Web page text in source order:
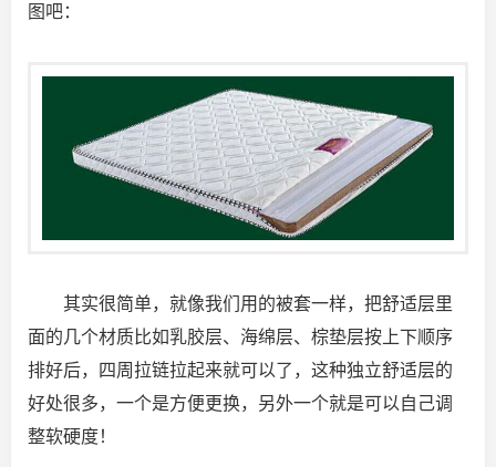
图吧：
其实很简单，就像我们用的被套一样，把舒适层里
面的几个材质比如乳胶层、海绵层、棕垫层按上下顺序
排好后，四周拉链拉起来就可以了，这种独立舒适层的
好处很多，一个是方便更换，另外一个就是可以自己调
整软硬度！